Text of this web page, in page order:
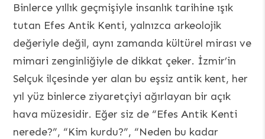
Binlerce yıllık geçmişiyle insanlık tarihine ışık
tutan Efes Antik Kenti, yalnızca arkeolojik
değeriyle değil, aynı zamanda kültürel mirası ve
mimari zenginliğiyle de dikkat çeker. İzmir’in
Selçuk ilçesinde yer alan bu eşsiz antik kent, her
yıl yüz binlerce ziyaretçiyi ağırlayan bir açık
hava müzesidir. Eğer siz de “Efes Antik Kenti
nerede?”, “Kim kurdu?”, “Neden bu kadar